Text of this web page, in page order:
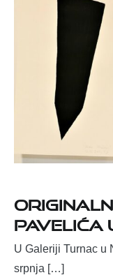
Pavelića
U Galeriji Turnac u
srpnja […]